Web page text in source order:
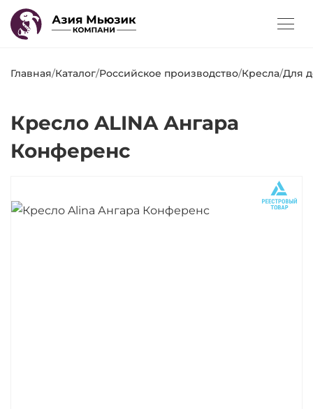
Главная/Каталог/Российское производство/Кресла/Для
Кресло ALINA Ангара
Конференс